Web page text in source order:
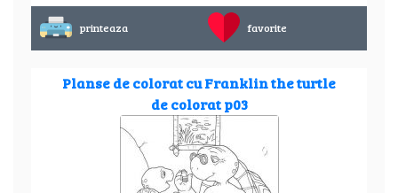
printeaza favorite
Planse de colorat cu Franklin the turtle
de colorat p03